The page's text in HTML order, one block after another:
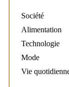
Société
Alimentation
Technologie
Mode
Vie